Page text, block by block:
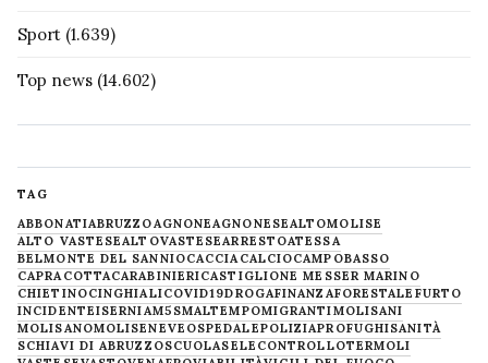
Sport (1.639)
Top news (14.602)
TAG
ABBONATIABRUZZOAGNONEAGNONESEALTOMOLISE
ALTO VASTESEALTOVASTESEARRESTOATESSA
BELMONTE DEL SANNIOCACCIACALCIOCAMPOBASSO
CAPRACOTTACARABINIERICASTIGLIONE MESSER MARINO
CHIETINOCINGHIALICOVID19DROGAFINANZAFORESTALE FURTO
INCIDENTEISERNIAM5SMALTEMPOMIGRANTIMOLISANI
MOLISANOMOLISENEVE OSPEDALEPOLIZIAPROFUGHISANITÀ
SCHIAVI DI ABRUZZOSCUOLASELECONTROLLOTERMOLI